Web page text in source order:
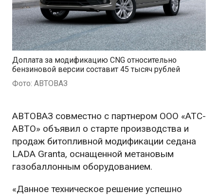
Доплата за модификацию CNG относительно
бензиновой версии составит 45 тысяч рублей
Фото: АВТОВАЗ
АВТОВАЗ совместно с партнером ООО «АТС-
АВТО» объявил о старте производства и
продаж битопливной модификации седана
LADA Granta, оснащенной метановым
газобаллонным оборудованием.
«Данное техническое решение успешно